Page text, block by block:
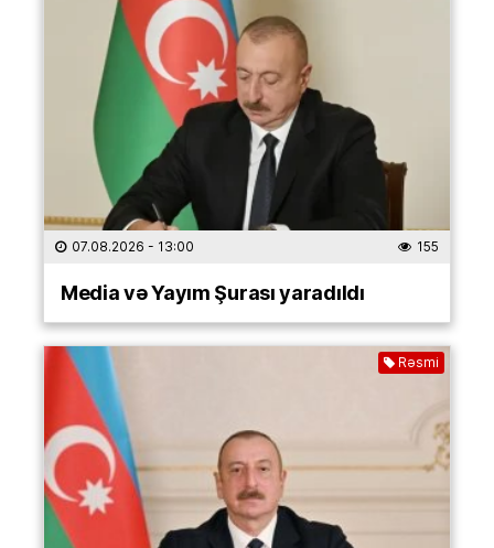
07.08.2026 - 13:00 155
Media və Yayım Şurası yaradıldı
Rəsmi